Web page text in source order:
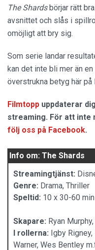
The Shardsbörjar rätt
avsnittet och slås i
omöjligt att bry sig.
Som serie landar
kan det inte bli mer än
överstrukna betyg här på
Filmtopp uppdaterar
streaming. För att inte
följ oss på Facebook.
Info om: The Shards
Streamingtjänst:
Genre: Drama, Thriller
Speltid: 10 x 30-60 min
Skapare: Ryan
I rollerna: Igby Rigney,
Warner, Wes Bentley